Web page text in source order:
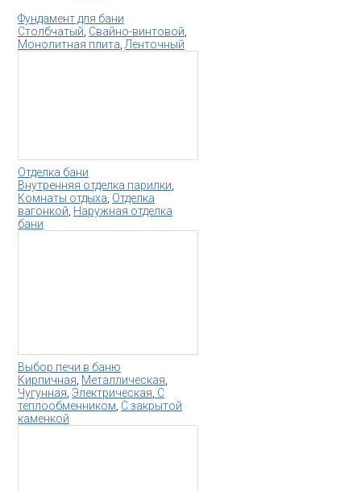
Фундамент для бани
Столбчатый, Свайно-винтовой,
Монолитная плита,Ленточный
Отделка бани
Внутренняя отделка парилки,
Комнаты отдыха, Отделка
вагонкой, Наружная отделка
бани
Выбор печи в баню
Кирпичная, Металлическая,
Чугунная, Электрическая, С
теплообменником, С закрытой
каменкой